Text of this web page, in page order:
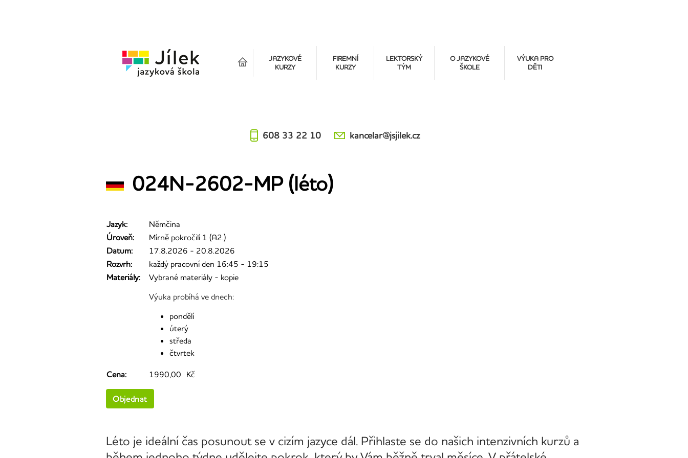
JAZYKOVÉ
KURZY
FIREMNÍ
KURZY
LEKTORSKÝ
TÝM
O JAZYKOVÉ
ŠKOLE
VÝUKA PRO
DĚTI
608 33 22 10 kancelar@jsjilek.cz
024N-2602-MP (léto)
Jazyk:
Němčina
Úroveň:
Mírně pokročilí 1 (A2.)
Datum:
17.8.2026 - 20.8.2026
Rozvrh:
každý pracovní den 16:45 - 19:15
Materiály:
Vybrané materiály - kopie
Výuka probíhá ve dnech:
pondělí
úterý
středa
čtvrtek
Cena: 1990,00 Kč
Objednat
Léto je ideální čas posunout se v cizím jazyce dál. Přihlaste se do našich intenzivních kurzů a